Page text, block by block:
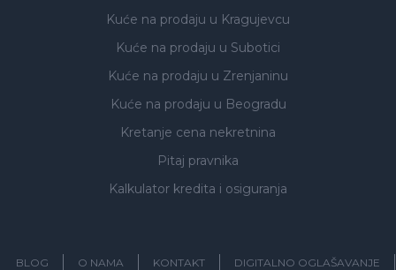
Kuće na prodaju u Kragujevcu
Kuće na prodaju u Subotici
Kuće na prodaju u Zrenjaninu
Kuće na prodaju u Beogradu
Kretanje cena nekretnina
Pitaj pravnika
Kalkulator kredita i osiguranja
BLOG O NAMA KONTAKT
DIGITALNO OGLAŠAVANJE